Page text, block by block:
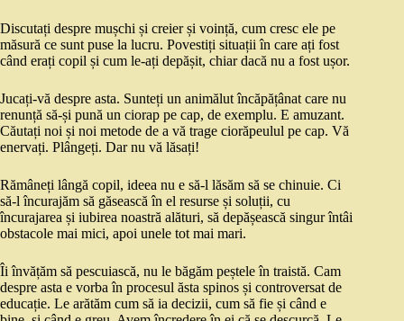
Discutați despre mușchi și creier și voință, cum cresc ele pe
măsură ce sunt puse la lucru. Povestiți situații în care ați fost
când erați copil și cum le-ați depășit, chiar dacă nu a fost ușor.
Jucați-vă despre asta. Sunteți un animălut încăpățânat care nu
renunță să-și pună un ciorap pe cap, de exemplu. E amuzant.
Căutați noi și noi metode de a vă trage ciorăpeulul pe cap. Vă
enervați. Plângeți. Dar nu vă lăsați!
Rămâneți lângă copil, ideea nu e să-l lăsăm să se chinuie. Ci
să-l încurajăm să găsească în el resurse și soluții, cu
încurajarea și iubirea noastră alături, să depășească singur întâi
obstacole mai mici, apoi unele tot mai mari.
Îi învățăm să pescuiască, nu le băgăm peștele în traistă. Cam
despre asta e vorba în procesul ăsta spinos și controversat de
educație. Le arătăm cum să ia decizii, cum să fie și când e